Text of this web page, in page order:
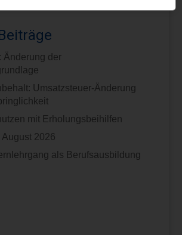
Änderung der
Umsatzsteuer-Änderung
mit Erholungsbeihilfen
2026
als Berufsausbildung